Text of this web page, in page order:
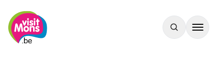
VisitMons Logo
Search